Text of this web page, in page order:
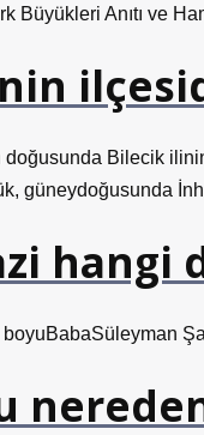
Büyükleri Anıtı ve
doğusunda Bilecik
güneydoğusunda
hangi
boyuBabaSüleyman